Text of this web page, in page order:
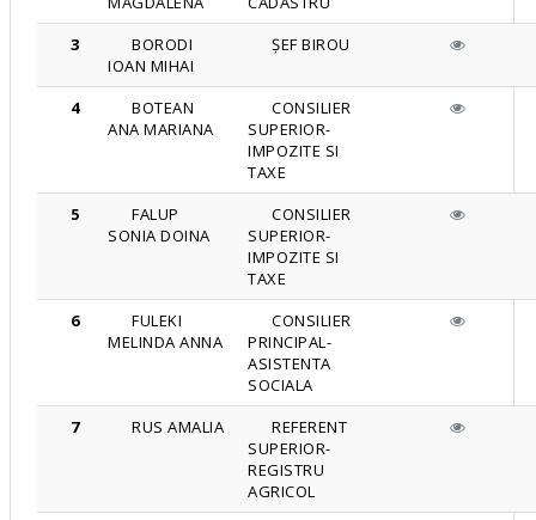
3
BORODI
IOAN MIHAI
ȘEF BIROU
4
BOTEAN
ANA MARIANA
CONSILIER
SUPERIOR-
IMPOZITE SI
TAXE
5
FALUP
SONIA DOINA
CONSILIER
SUPERIOR-
IMPOZITE SI
TAXE
6
FULEKI
MELINDA ANNA
CONSILIER
PRINCIPAL-
ASISTENTA
SOCIALA
7
RUS AMALIA
REFERENT
SUPERIOR-
REGISTRU
AGRICOL